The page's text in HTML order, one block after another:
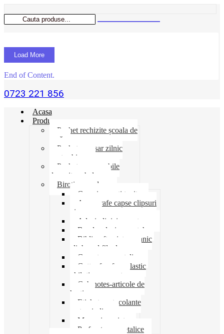
Load More
End of Content.
0723 221 856
Acasa
Produse
Pachet rechizite școala de
vară
Pachet necesar zilnic
pentru birou
Pachet consumabile
depozit-ambalare
Birotica-produse
Cosuri suporti tavite
Ace agrafe capse clipsuri
pioneze
Adeziv lipici corectoare
Banda adeziva-scotch
Biblioraft caiet mecanic
clipboard file dosare
Capsatoare metalice
Cutter foarfeca elastic
ghilotina magnet
Cub notes-articole de
hartie
Etichete autocolante
carton indigo
Mape si serviete
Perforatoare metalice